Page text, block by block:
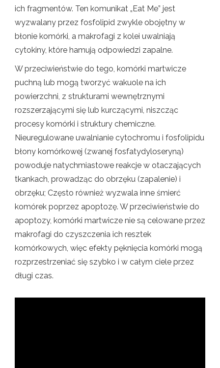
ich fragmentów. Ten komunikat „Eat Me” jest
wyzwalany przez fosfolipid zwykle obojętny w
błonie komórki, a makrofagi z kolei uwalniają
cytokiny, które hamują odpowiedzi zapalne.
W przeciwieństwie do tego, komórki martwicze
puchną lub mogą tworzyć wakuole na ich
powierzchni, z strukturami wewnętrznymi
rozszerzającymi się lub kurczącymi, niszcząc
procesy komórki i struktury chemiczne.
Nieuregulowane uwalnianie cytochromu i fosfolipidu
błony komórkowej (zwanej fosfatydyloseryną)
powoduje natychmiastowe reakcje w otaczających
tkankach, prowadząc do obrzęku (zapalenie) i
obrzęku; Często również wyzwala inne śmierć
komórek poprzez apoptozę. W przeciwieństwie do
apoptozy, komórki martwicze nie są celowane przez
makrofagi do czyszczenia ich resztek
komórkowych, więc efekty pęknięcia komórki mogą
rozprzestrzeniać się szybko i w całym ciele przez
długi czas.